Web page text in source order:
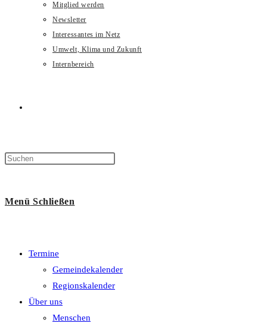
Mitglied werden
Newsletter
Interessantes im Netz
Umwelt, Klima und Zukunft
Internbereich
umschalten
Menü Schließen
Termine
Gemeindekalender
Regionskalender
Über uns
Menschen